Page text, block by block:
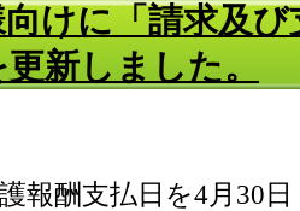
けに「請求及
新しました。
報酬支払日を4月30